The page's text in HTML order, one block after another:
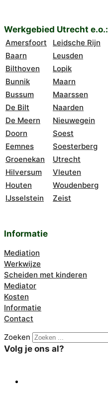
Werkgebied Utrecht e.o.:
Amersfoort
Leidsche Rijn
Baarn
Leusden
Bilthoven
Lopik
Bunnik
Maarn
Bussum
Maarssen
De Bilt
Naarden
De Meern
Nieuwegein
Doorn
Soest
Eemnes
Soesterberg
Groenekan
Utrecht
Hilversum
Vleuten
Houten
Woudenberg
IJsselstein
Zeist
Informatie
Mediation
Werkwijze
Scheiden met kinderen
Mediator
Kosten
Informatie
Contact
Zoeken
Volg je ons al?